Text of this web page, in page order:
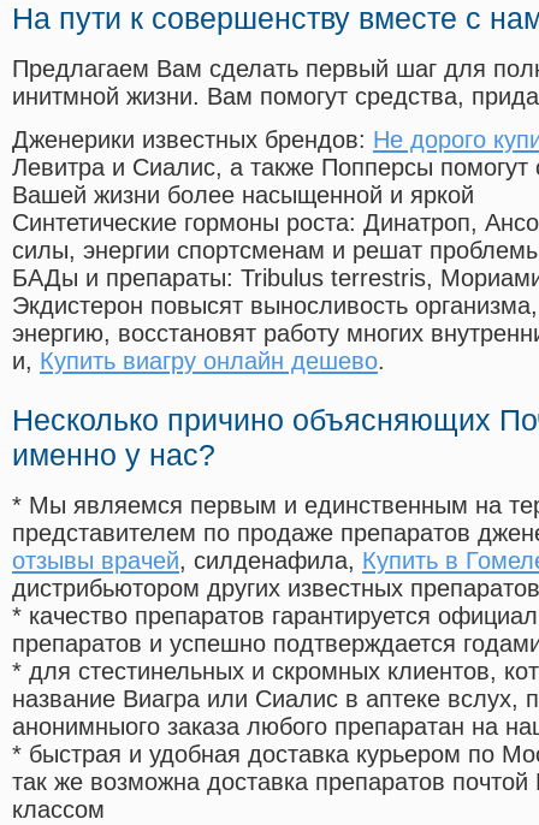
На пути к совершенству вместе с
Предлагаем Вам сделать первый шаг для
инитмной жизни. Вам помогут средства,
Дженерики известных брендов: Не дорого
Левитра и Сиалис, а также Попперсы помогут
Вашей жизни более насыщенной и яркой
Синтетические гормоны роста: Динатроп,
силы, энергии спортсменам и решат
БАДы и препараты: Tribulus terrestris,
Экдистерон повысят выносливость
энергию, восстановят работу многих
и, Купить виагру онлайн дешево.
Несколько причино объясняющих
именно у нас?
* Мы являемся первым и единственным на
представителем по продаже препаратов
отзывы врачей, силденафила, Купить в
дистрибьютором других известных препаратов
* качество препаратов гарантируется
препаратов и успешно подтверждается
* для стестинельных и скромных клиентов,
название Виагра или Сиалис в аптеке вслух,
анонимныого заказа любого препаратан на
* быстрая и удобная доставка курьером по
так же возможна доставка препаратов
классом